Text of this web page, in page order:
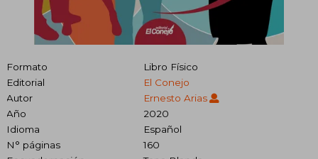
Formato
Libro Físico
Editorial
El Conejo
Autor
Ernesto Arias
Año
2020
Idioma
Español
N° páginas
160